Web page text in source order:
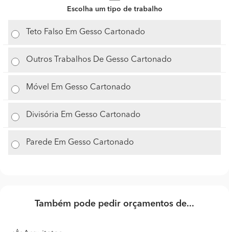
Escolha um tipo de trabalho
Teto Falso Em Gesso Cartonado
Outros Trabalhos De Gesso Cartonado
Móvel Em Gesso Cartonado
Divisória Em Gesso Cartonado
Parede Em Gesso Cartonado
Também pode pedir orçamentos de...